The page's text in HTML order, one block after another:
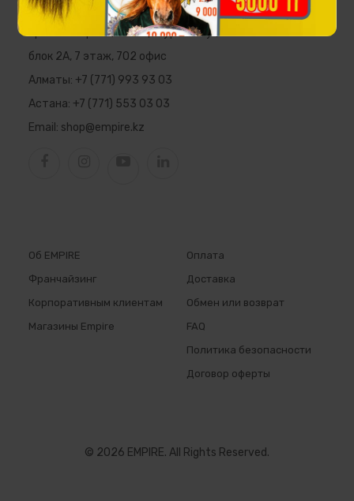
Республика Казахстан, г. Алматы,
пр. Аль-Фараби, 5 ПФЦ "Нурлы Тау",
блок 2А, 7 этаж, 702 офис
Алматы: +7 (771) 993 93 03
Астана: +7 (771) 553 03 03
Email: shop@empire.kz
Об EMPIRE
Франчайзинг
Корпоративным клиентам
Магазины Empire
Оплата
Доставка
Обмен или возврат
FAQ
Политика безопасности
Договор оферты
© 2026 EMPIRE. All Rights Reserved.